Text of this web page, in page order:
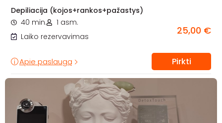
Depiliacija (kojos+rankos+pažastys)
40 min.
1 asm.
Laiko rezervavimas
25,00 €
Apie paslaugą Pirkti